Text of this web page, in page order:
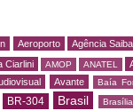
Aeroporto Agência
Ciarlini AMOP ANATEL
Avante Baía
BR-304 Brasil Brasília